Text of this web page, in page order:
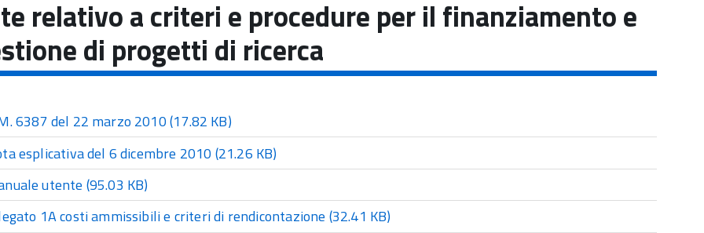
relativo a criteri e procedure per il finanziamento e
di progetti di ricerca
6387 del 22 marzo 2010(17.82 KB)
esplicativa del 6 dicembre 2010 (21.26 KB)
utente (95.03 KB)
1A costi ammissibili e criteri di rendicontazione (32.41 KB)